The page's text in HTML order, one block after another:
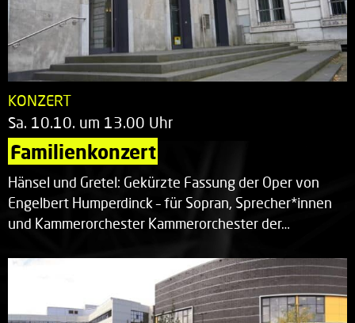
KONZERT
Sa. 10.10. um 13.00 Uhr
Familienkonzert
Hänsel und Gretel: Gekürzte Fassung der Oper von
Engelbert Humperdinck – für Sopran, Sprecher*innen
und Kammerorchester Kammerorchester der…